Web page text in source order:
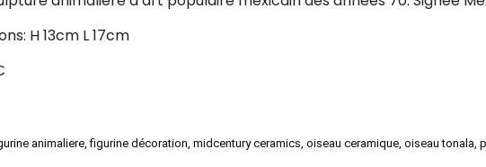
H 13cm L 17cm
animaliere,figurine décoration,midcentury ceramics,oiseau ceramique,oiseau tonala,